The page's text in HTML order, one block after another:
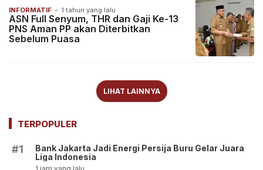
INFORMATIF - 1 tahun yang lalu
ASN Full Senyum, THR dan Gaji Ke-13
PNS Aman PP akan Diterbitkan
Sebelum Puasa
LIHAT LAINNYA
TERPOPULER
#1
Bank Jakarta Jadi Energi Persija Buru Gelar Juara
Liga Indonesia